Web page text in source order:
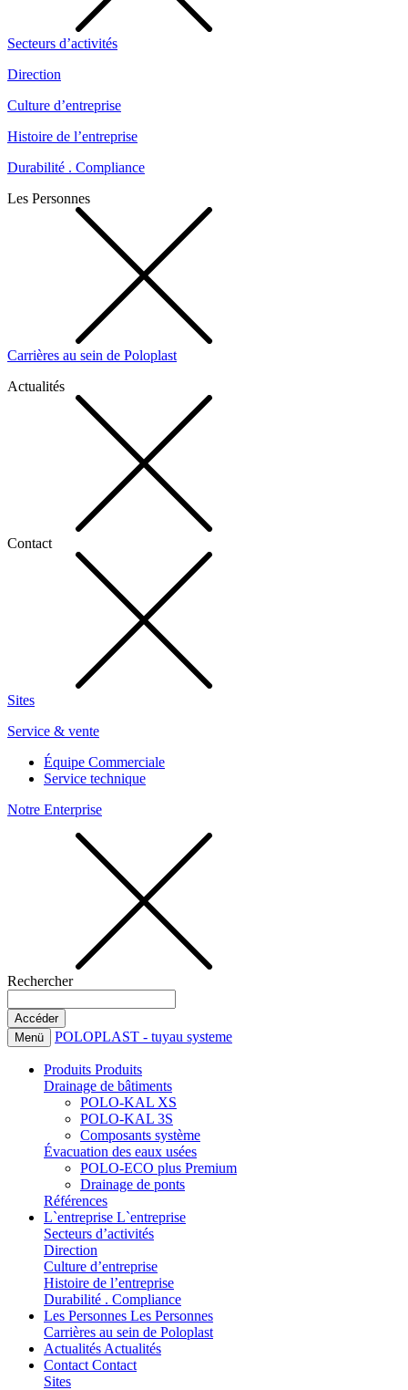
Secteurs d’activités
Direction
Culture d’entreprise
Histoire de l’entreprise
Durabilité . Compliance
Les Personnes
Carrières au sein de Poloplast
Actualités
Contact
Sites
Service & vente
Équipe Commerciale
Service technique
Notre Enterprise
Rechercher
Menü POLOPLAST - tuyau systeme
Produits Produits
Drainage de bâtiments
POLO-KAL XS
POLO-KAL 3S
Composants système
Évacuation des eaux usées
POLO-ECO plus Premium
Drainage de ponts
Références
L`entreprise L`entreprise
Secteurs d’activités
Direction
Culture d’entreprise
Histoire de l’entreprise
Durabilité . Compliance
Les Personnes Les Personnes
Carrières au sein de Poloplast
Actualités Actualités
Contact Contact
Sites